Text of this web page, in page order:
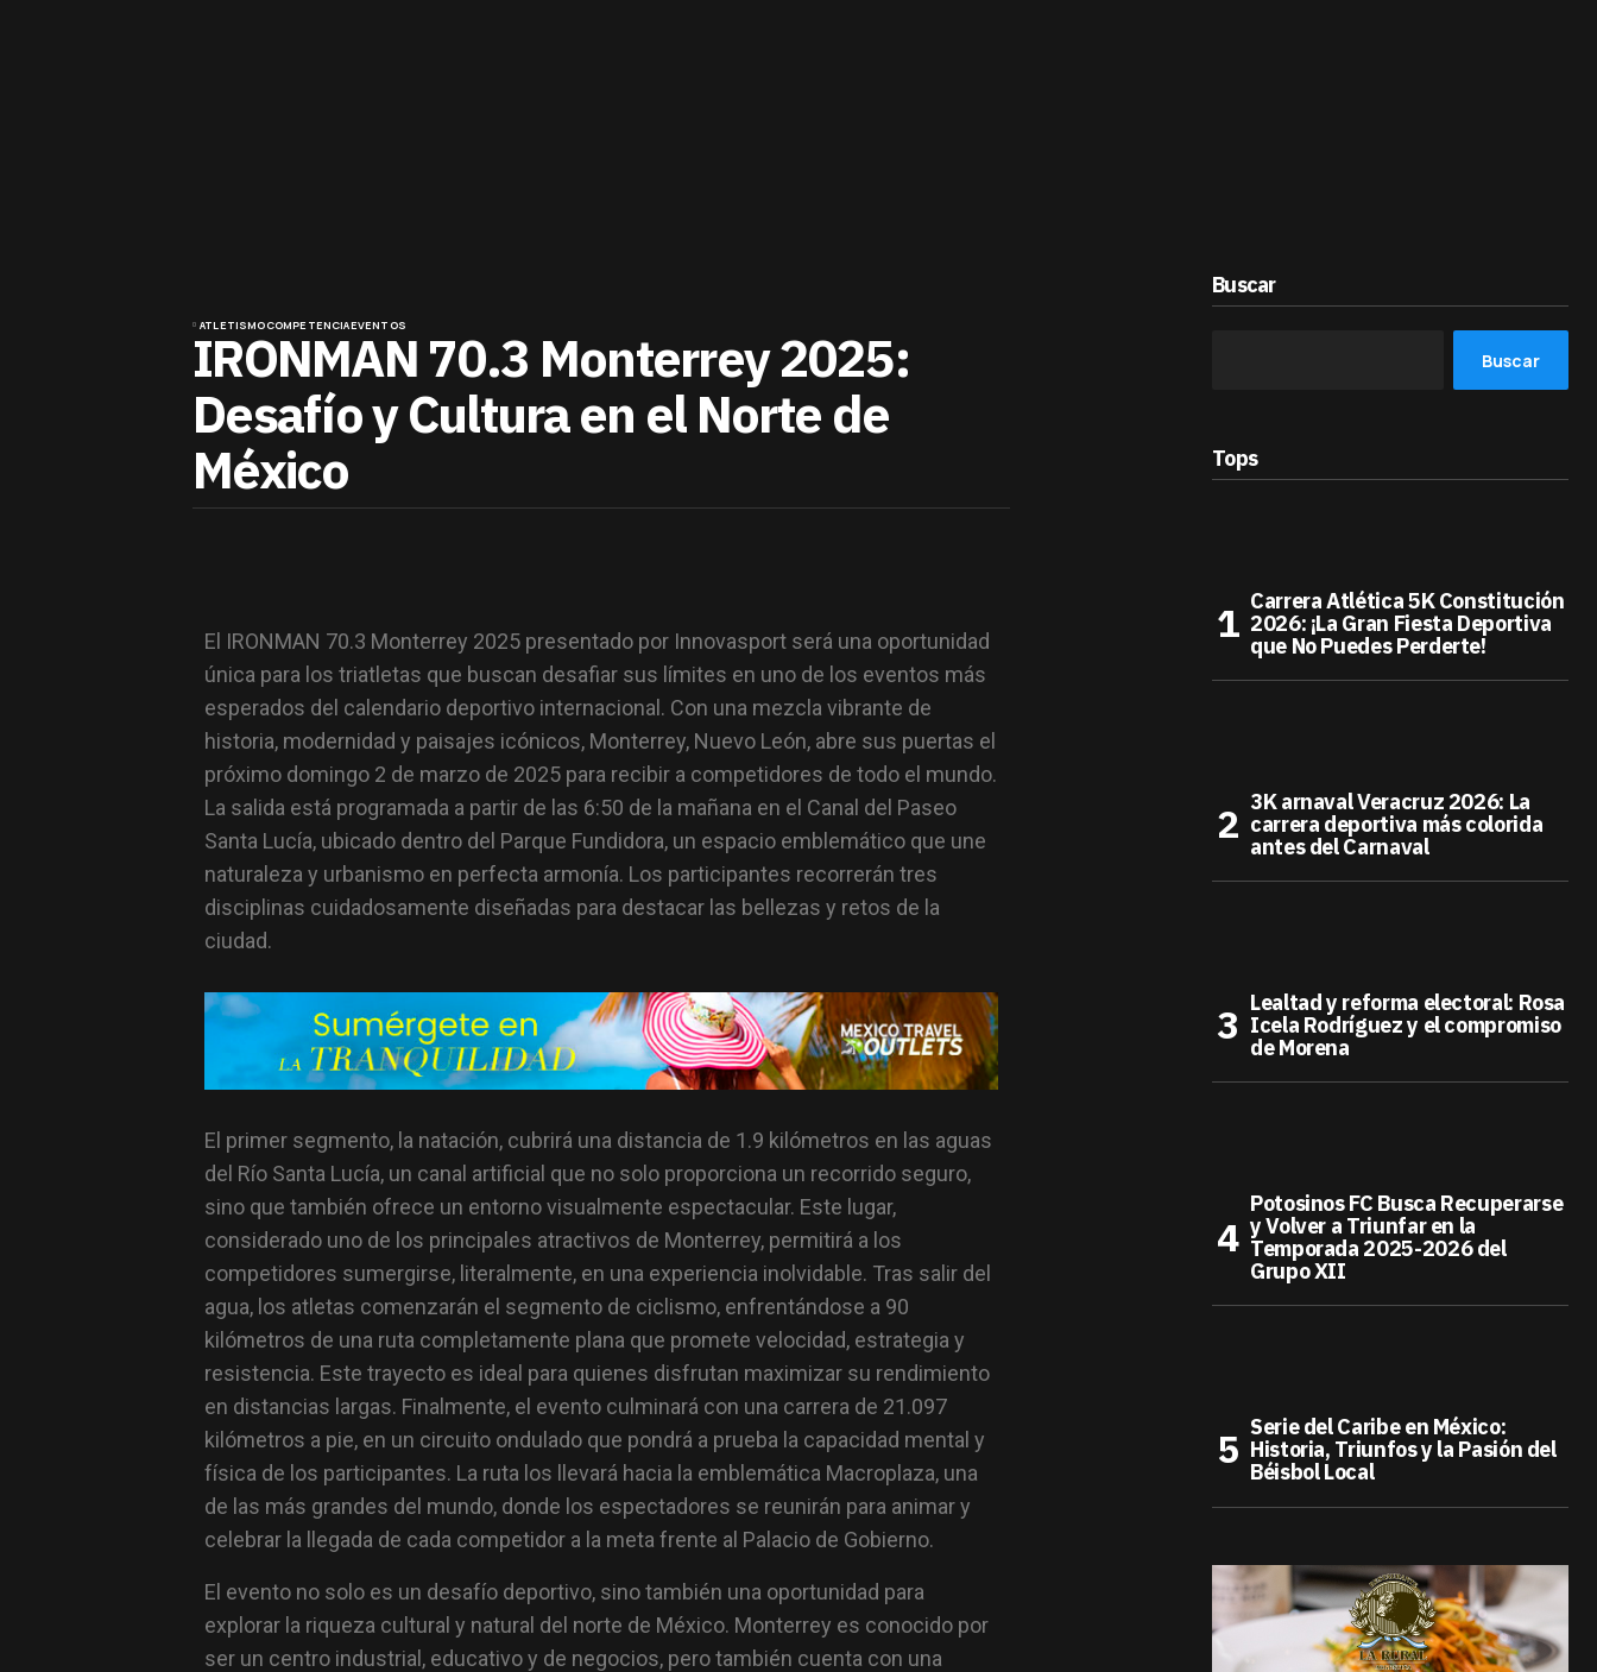
ATLETISMOCOMPETENCIAEVENTOS
IRONMAN 70.3 Monterrey 2025:
Desafío y Cultura en el Norte de
México
El IRONMAN 70.3 Monterrey 2025 presentado por Innovasport será una oportunidad
única para los triatletas que buscan desafiar sus límites en uno de los eventos más
esperados del calendario deportivo internacional. Con una mezcla vibrante de
historia, modernidad y paisajes icónicos, Monterrey, Nuevo León, abre sus puertas el
próximo domingo 2 de marzo de 2025 para recibir a competidores de todo el mundo.
La salida está programada a partir de las 6:50 de la mañana en el Canal del Paseo
Santa Lucía, ubicado dentro del Parque Fundidora, un espacio emblemático que une
naturaleza y urbanismo en perfecta armonía. Los participantes recorrerán tres
disciplinas cuidadosamente diseñadas para destacar las bellezas y retos de la
ciudad.
El primer segmento, la natación, cubrirá una distancia de 1.9 kilómetros en las aguas
del Río Santa Lucía, un canal artificial que no solo proporciona un recorrido seguro,
sino que también ofrece un entorno visualmente espectacular. Este lugar,
considerado uno de los principales atractivos de Monterrey, permitirá a los
competidores sumergirse, literalmente, en una experiencia inolvidable. Tras salir del
agua, los atletas comenzarán el segmento de ciclismo, enfrentándose a 90
kilómetros de una ruta completamente plana que promete velocidad, estrategia y
resistencia. Este trayecto es ideal para quienes disfrutan maximizar su rendimiento
en distancias largas. Finalmente, el evento culminará con una carrera de 21.097
kilómetros a pie, en un circuito ondulado que pondrá a prueba la capacidad mental y
física de los participantes. La ruta los llevará hacia la emblemática Macroplaza, una
de las más grandes del mundo, donde los espectadores se reunirán para animar y
celebrar la llegada de cada competidor a la meta frente al Palacio de Gobierno.
El evento no solo es un desafío deportivo, sino también una oportunidad para
explorar la riqueza cultural y natural del norte de México. Monterrey es conocido por
ser un centro industrial, educativo y de negocios, pero también cuenta con una
Buscar
Buscar
Tops
Carrera Atlética 5K Constitución
2026: ¡La Gran Fiesta Deportiva
que No Puedes Perderte!
3K arnaval Veracruz 2026: La
carrera deportiva más colorida
antes del Carnaval
Lealtad y reforma electoral: Rosa
Icela Rodríguez y el compromiso
de Morena
Potosinos FC Busca Recuperarse
y Volver a Triunfar en la
Temporada 2025-2026 del
Grupo XII
Serie del Caribe en México:
Historia, Triunfos y la Pasión del
Béisbol Local